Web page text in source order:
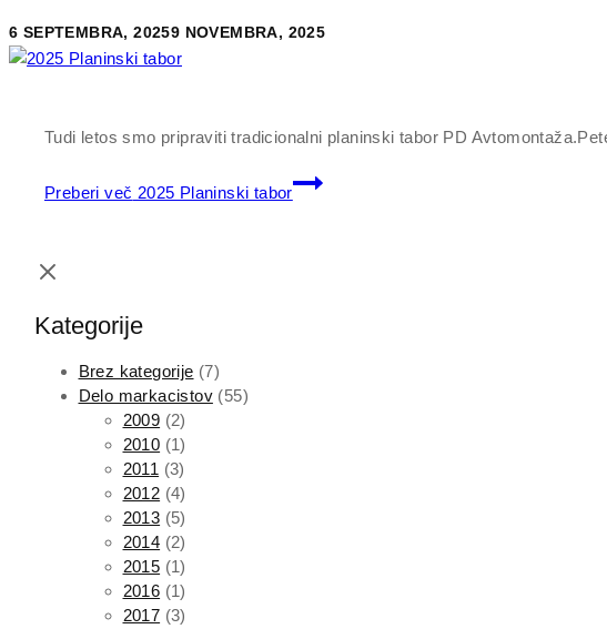
6 SEPTEMBRA, 20259 NOVEMBRA, 2025
Tudi letos smo pripraviti tradicionalni planinski tabor PD
Preberi več 2025 Planinski tabor
Kategorije
Brez kategorije (7)
Delo markacistov(55)
2009 (2)
2010 (1)
2011 (3)
2012 (4)
2013 (5)
2014 (2)
2015 (1)
2016 (1)
2017 (3)